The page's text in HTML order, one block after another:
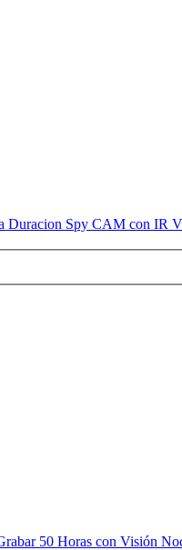
Spy CAM con IR
50 Horas con Visión